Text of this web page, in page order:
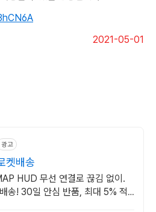
2021-05-01
광고
켓배송
HUD 무선 연결로 끊김 없이.
송! 30일 안심 반품, 최대 5% 적